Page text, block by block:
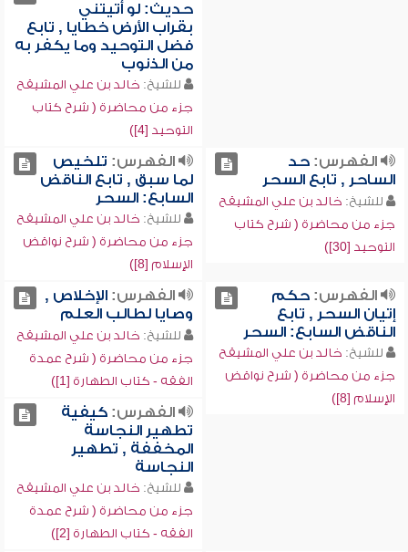
حديث: لو أتيتني
بقراب الأرض خطايا , تابع
فضل التوحيد وما يكفر به
من الذنوب
للشيخ: خالد بن علي المشيقح
جزء من محاضرة ( شرح كتاب
التوحيد [4])
الفهرس:حد
الساحر , تابع السحر
للشيخ: خالد بن علي المشيقح
جزء من محاضرة ( شرح كتاب
التوحيد [30])
الفهرس: تلخيص
لما سبق , تابع الناقض
السابع: السحر
للشيخ: خالد بن علي المشيقح
جزء من محاضرة ( شرح نواقض
الإسلام [8])
الفهرس:حكم
إتيان السحر , تابع
الناقض السابع: السحر
للشيخ: خالد بن علي المشيقح
جزء من محاضرة ( شرح نواقض
الإسلام [8])
الفهرس:الإخلاص ,
وصايا لطالب العلم
للشيخ: خالد بن علي المشيقح
جزء من محاضرة ( شرح عمدة
الفقه - كتاب الطهارة [1])
الفهرس:كيفية
تطهير النجاسة
المخففة , تطهير
النجاسة
للشيخ: خالد بن علي المشيقح
جزء من محاضرة ( شرح عمدة
الفقه - كتاب الطهارة [2])